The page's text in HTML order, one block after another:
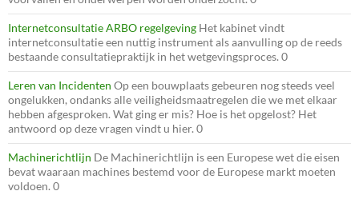
Internetconsultatie ARBO regelgeving Het kabinet vindt
internetconsultatie een nuttig instrument als aanvulling op de reeds
bestaande consultatiepraktijk in het wetgevingsproces. 0
Leren van Incidenten Op een bouwplaats gebeuren nog steeds veel
ongelukken, ondanks alle veiligheidsmaatregelen die we met elkaar
hebben afgesproken. Wat ging er mis? Hoe is het opgelost? Het
antwoord op deze vragen vindt u hier. 0
Machinerichtlijn De Machinerichtlijn is een Europese wet die eisen
bevat waaraan machines bestemd voor de Europese markt moeten
voldoen. 0